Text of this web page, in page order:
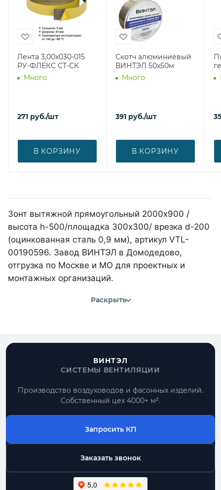
Лента 3,00х030-015
РУ-ФЛЕКС СТ-СК
Много
271 руб./шт
В КОРЗИНУ
Скотч алюминиевый
ВИНТЭЛ 50х50м
Много
391 руб./шт
В КОРЗИНУ
Зонт вытяжной прямоугольный 2000х900 /
высота h-500/площадка 300х300/ врезка d-200
(оцинкованная сталь 0,9 мм), артикул VTL-
00190596. Завод ВИНТЭЛ в Домодедово,
отгрузка по Москве и МО для проектных и
монтажных организаций.
Раскрыть
ВИНТЭЛ
СИСТЕМЫ ВЕНТИЛЯЦИИ
Производство воздуховодов и фасонных изделий.
Собственный цех 4000+ м².
Запросить КП
Заказать звонок